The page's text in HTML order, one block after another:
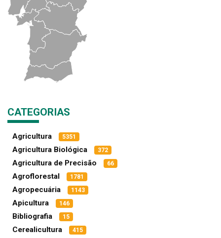
CATEGORIAS
Agricultura 5351
Agricultura Biológica 372
Agricultura de Precisão 66
Agroflorestal 1781
Agropecuária 1143
Apicultura 146
Bibliografia 15
Cerealicultura 415